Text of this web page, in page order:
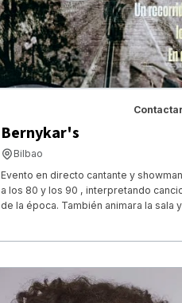
Bernykar's
Bilbao
Evento en directo cantante y
a los 80 y los 90 , interpretando
de la época. También animara la sala